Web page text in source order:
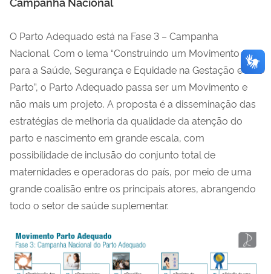
O Parto Adequado está na Fase 3 – Campanha
Nacional. Com o lema “Construindo um Movimento
para a Saúde, Segurança e Equidade na Gestação e no
Parto”, o Parto Adequado passa ser um Movimento e
não mais um projeto. A proposta é a disseminação das
estratégias de melhoria da qualidade da atenção do
parto e nascimento em grande escala, com
possibilidade de inclusão do conjunto total de
maternidades e operadoras do país, por meio de uma
grande coalisão entre os principais atores, abrangendo
todo o setor de saúde suplementar.